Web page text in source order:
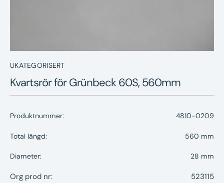
UKATEGORISERT
Kvartsrör för Grünbeck 60S, 560mm
Produktnummer: 4810-0209
Total längd: 560 mm
Diameter: 28 mm
Org prod nr: 523115